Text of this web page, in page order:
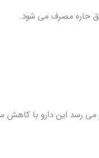
حاره مصرف می شود.
رسد این دارو با کاهش